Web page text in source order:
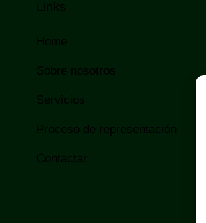
Links
Home
Sobre nosotros
Servicios
Proceso de representación
Contactar